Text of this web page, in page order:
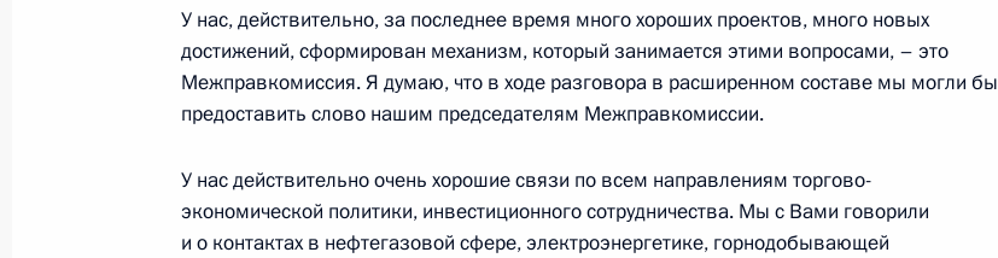
Начало российско-итальянских межгосударственных
консультаций
6 ноября 2008 года, 19:10 Москва, Большой Кремлевский дворец
Начало встречи с Председателем Совета министров Италии
Сильвио Берлускони
У нас, действительно, за последнее время много хороших проектов, много новых
достижений, сформирован механизм, который занимается этими вопросами, – это
Межправкомиссия. Я думаю, что в ходе разговора в расширенном составе мы могли бы
предоставить слово нашим председателям Межправкомиссии.
У нас действительно очень хорошие связи по всем направлениям торгово-
экономической политики, инвестиционного сотрудничества. Мы с Вами говорили
и о контактах в нефтегазовой сфере, электроэнергетике, горнодобывающей